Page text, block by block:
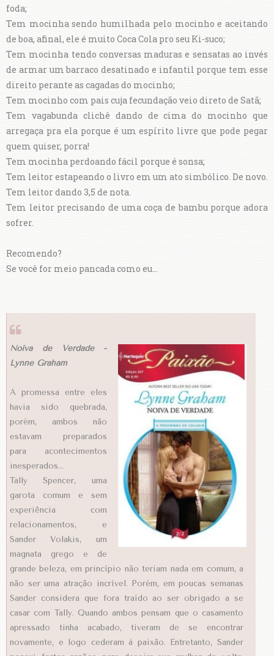
foda;
Tem mocinha sendo humilhada pelo mocinho e aceitando
de boa, afinal, ele é muito Coca Cola pro seu Ki-suco;
Tem mocinha tendo conversas maduras e sensatas ao invés
de armar um barraco desatinado e infantil porque tem esse
direito perante as cagadas do mocinho;
Tem mocinho com pais cuja fecundação veio direto de Satã;
Tem vagabunda clichê dando de cima do mocinho que
arregaça pra ela porque é um espírito livre que pode pegar
quem quiser, porra!
Tem mocinha perdoando fácil porque é sonsa;
Tem leitor estapeando o livro em um ato simbólico. De novo.
Tem leitor dando 3,5 de nota.
Tem leitor precisando de uma coça de bambu porque adora
sofrer.
Recomendo?
Se você for meio pancada como eu...
Noiva de Verdade -
Lynne Graham
A promessa entre eles
havia sido quebrada,
porém, ambos não
estavam preparados
para acontecimentos
inesperados…
Tally Spencer, uma
garota comum e sem
experiência com
relacionamentos, e
Sander Volakis, um
magnata grego e de
grande beleza, em princípio não teriam nada em comum, a
não ser uma atração incrível. Porém, em poucas semanas
Sander considera que fora traído ao ser obrigado a se
casar com Tally. Quando ambos pensam que o casamento
apressado tinha acabado, tiveram de se encontrar
novamente, e logo cederam à paixão. Entretanto, Sander